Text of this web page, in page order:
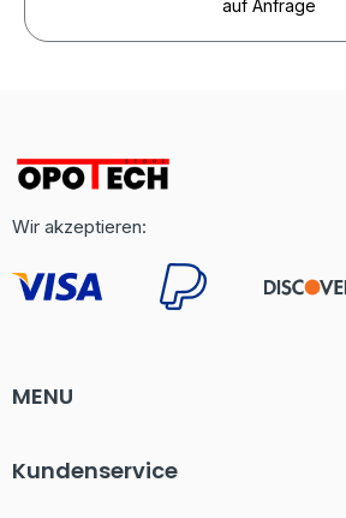
auf Anfrage
Wir akzeptieren:
MENU
Kundenservice